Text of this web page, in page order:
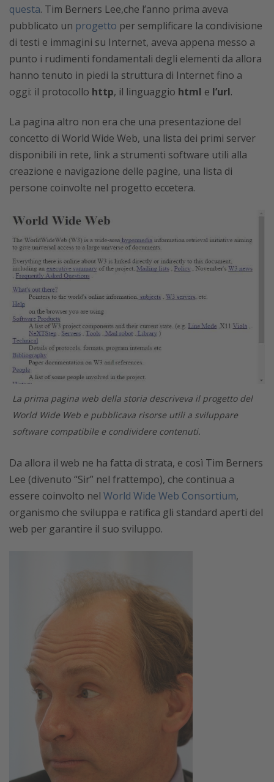
questa. Tim Berners Lee,che l’anno prima aveva
pubblicato un progetto per semplificare la condivisione
di testi e immagini su Internet, aveva appena messo a
punto i rudimenti fondamentali degli elementi da allora
hanno tenuto in piedi la struttura di Internet fino a
oggi: il protocollo http, il linguaggio html e l’url.
La pagina altro non era che una presentazione del
concetto di World Wide Web, una lista dei primi server
disponibili in rete, link a strumenti software utili alla
creazione e navigazione delle pagine, una lista di
persone coinvolte nel progetto eccetera.
La prima pagina web della storia descriveva il progetto del
World Wide Web e pubblicava risorse utili a sviluppare
software compatibile e condividere contenuti.
Da allora il web ne ha fatta di strata, e così Tim Berners
Lee (divenuto “Sir” nel frattempo), che continua a
essere coinvolto nel World Wide Web Consortium,
organismo che sviluppa e ratifica gli standard aperti del
web per garantire il suo sviluppo.